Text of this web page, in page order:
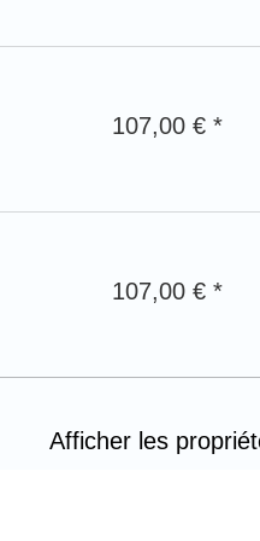
107,00 € *
107,00 € *
Afficher les